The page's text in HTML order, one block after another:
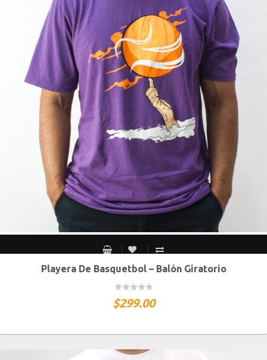
S MEX / XS USA M MEX / S USA G MEX / M USA XG MEX / G USA
Playera De Basquetbol – Balón Giratorio
$299.00